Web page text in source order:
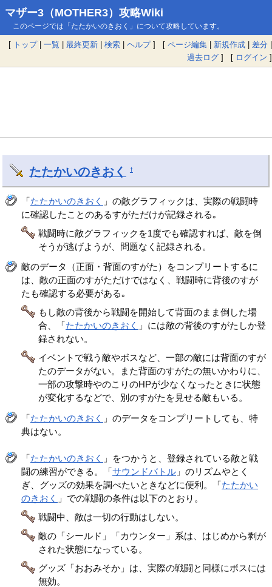
マザー3（MOTHER3）攻略Wiki
このページでは「たたかいのきおく」について攻略しています。
[ トップ| 一覧 | 最終更新 | 検索 | ヘルプ] [ ページ編集 | 新規作成 | 差分 |
過去ログ ] [ ログイン ]
たたかいのきおく †
「たたかいのきおく 」の敵グラフィックは、実際の戦闘時
に確認したことのあるすがただけが記録される｡
戦闘時に敵グラフィックを1度でも確認すれば、敵を倒
そうが逃げようが、問題なく記録される。
敵のデータ（正面・背面のすがた）をコンプリートするに
は、敵の正面のすがただけではなく、戦闘時に背後のすが
たも確認する必要がある｡
もし敵の背後から戦闘を開始して背面のまま倒した場
合、「たたかいのきおく 」には敵の背後のすがたしか登
録されない。
イベントで戦う敵やボスなど、一部の敵には背面のすが
たのデータがない。また背面のすがたの無いかわりに、
一部の攻撃時やのこりのHPが少なくなったときに状態
が変化するなどで、別のすがたを見せる敵もいる。
「たたかいのきおく 」のデータをコンプリートしても、特
典はない。
「たたかいのきおく 」をつかうと、登録されている敵と戦
闘の練習ができる。「サウンドバトル 」のリズムやとく
ぎ、グッズの効果を調べたいときなどに便利。「たたかい
のきおく 」での戦闘の条件は以下のとおり。
戦闘中、敵は一切の行動はしない。
敵の「シールド」「カウンター」系は、はじめから剥が
された状態になっている。
グッズ「おおみそか」は、実際の戦闘と同様にボスには
無効。